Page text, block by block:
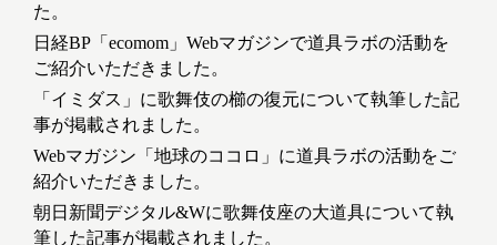
た。
日経BP「ecomom」Webマガジンで道具ラボの活動を
ご紹介いただきました。
「イミダス」に歌舞伎の櫛の復元について執筆した記
事が掲載されました。
Webマガジン「地球のココロ」に道具ラボの活動をご
紹介いただきました。
朝日新聞デジタル&Wに歌舞伎座の大道具について執
筆した記事が掲載されました。